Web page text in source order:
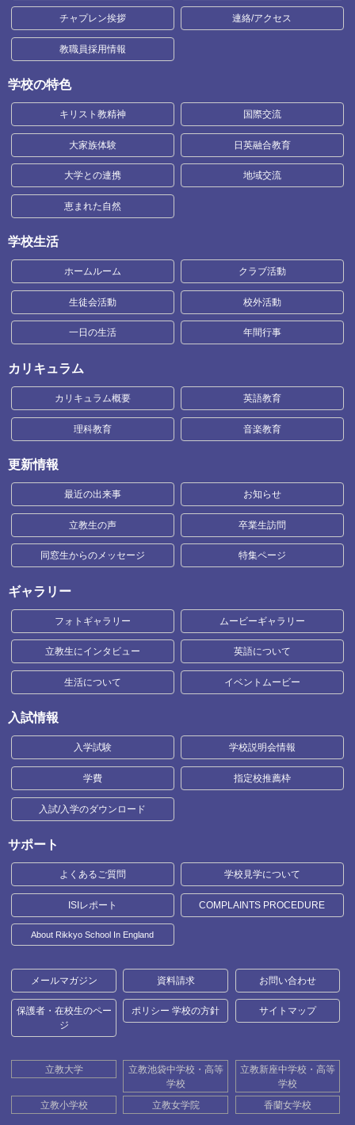
チャプレン挨拶 連絡/アクセス
教職員採用情報
学校の特色
キリスト教精神 国際交流
大家族体験 日英融合教育
大学との連携 地域交流
恵まれた自然
学校生活
ホームルーム クラブ活動
生徒会活動 校外活動
一日の生活 年間行事
カリキュラム
カリキュラム概要 英語教育
理科教育 音楽教育
更新情報
最近の出来事 お知らせ
立教生の声 卒業生訪問
同窓生からのメッセージ 特集ページ
ギャラリー
フォトギャラリー ムービーギャラリー
立教生にインタビュー 英語について
生活について イベントムービー
入試情報
入学試験 学校説明会情報
学費 指定校推薦枠
入試/入学のダウンロード
サポート
よくあるご質問 学校見学について
ISIレポート COMPLAINTS PROCEDURE
About Rikkyo School In England
メールマガジン 資料請求 お問い合わせ
保護者・在校生のペー
ジ
ポリシー 学校の方針 サイトマップ
立教大学
立教池袋中学校・高等
学校
立教新座中学校・高等
学校
立教小学校
立教女学院 香蘭女学校